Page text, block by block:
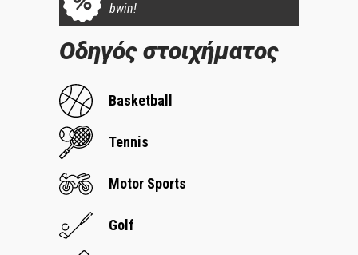
bwin!
Οδηγός στοιχήματος
Basketball
Tennis
Motor Sports
Golf